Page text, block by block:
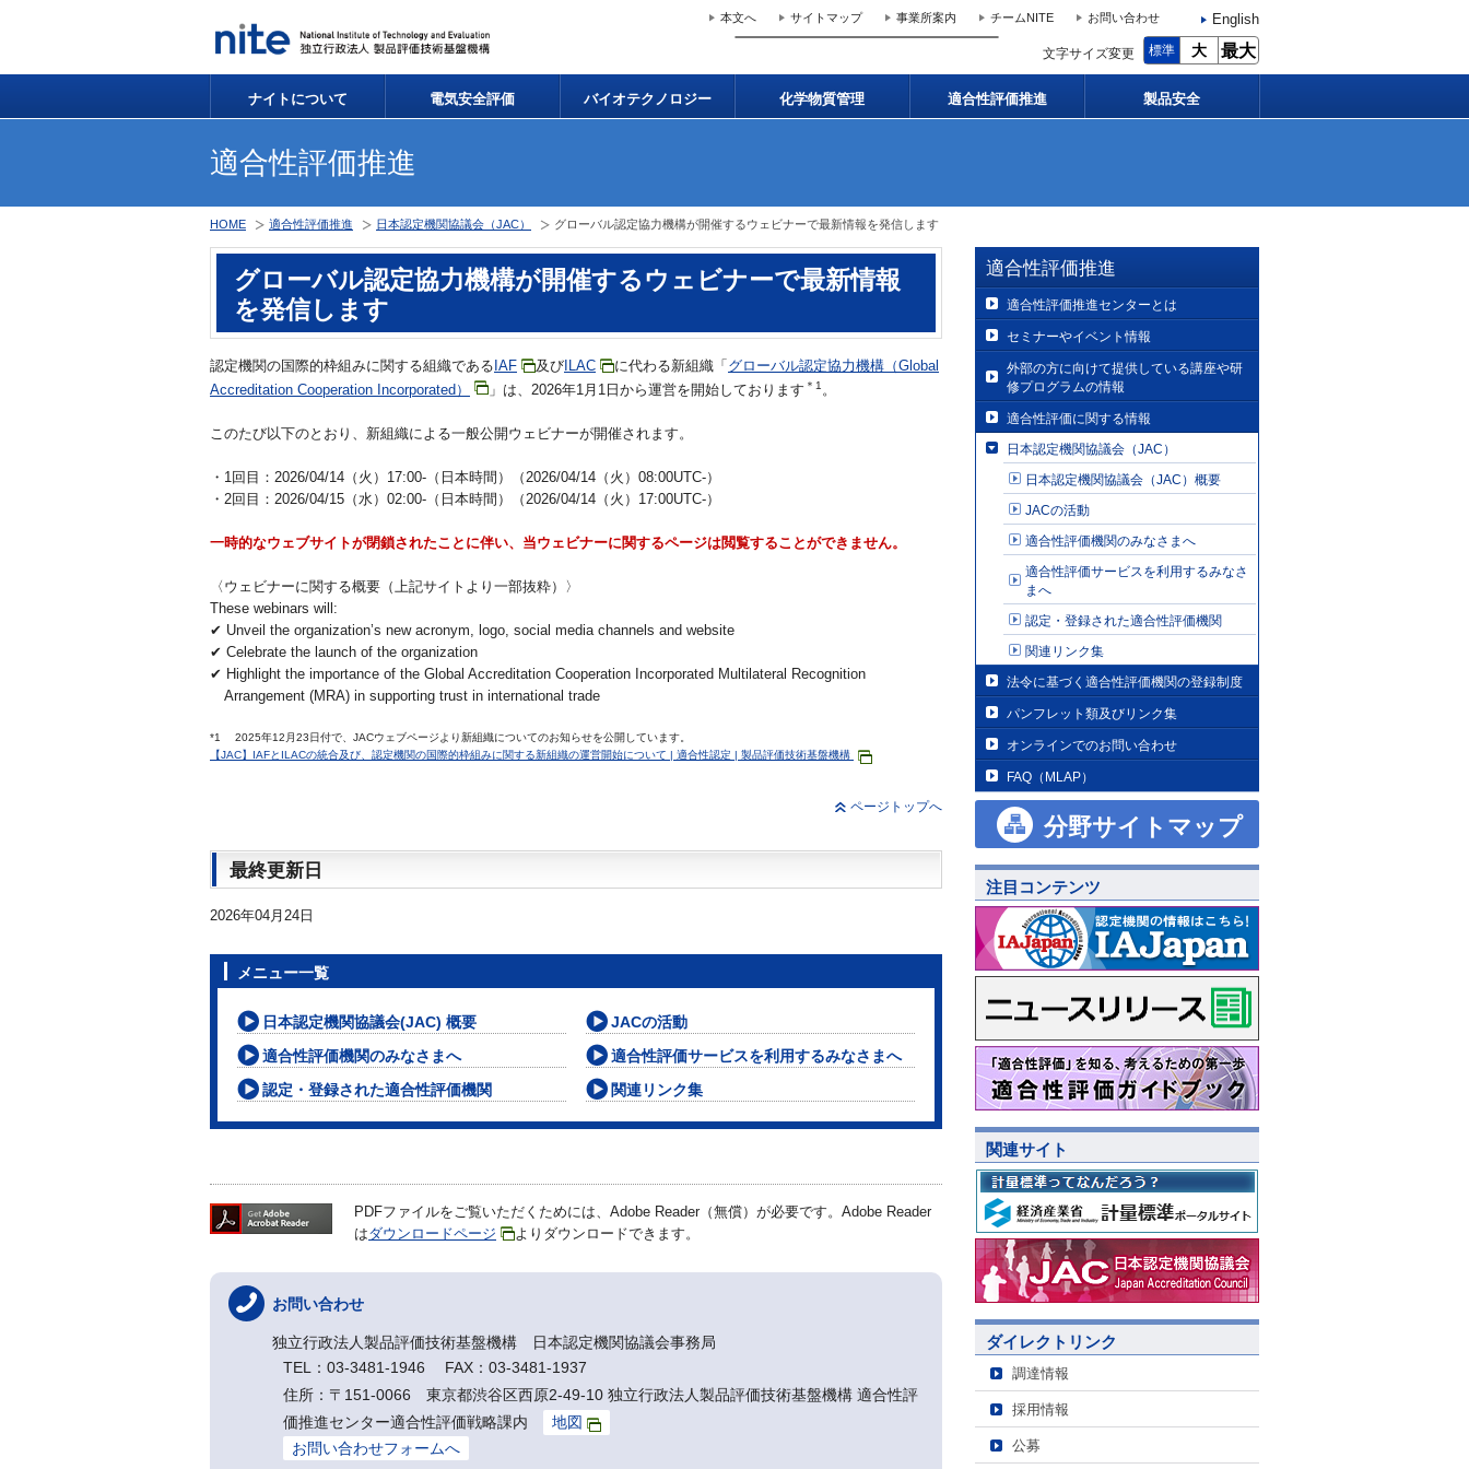
本文へ サイトマップ 事業所案内 チームNITE お問い合わせ English
文字サイズ変更 標準 大 最大
ナイトについて 電気安全評価 バイオテクノロジー 化学物質管理 適合性評価推進 製品安全
適合性評価推進
HOME 適合性評価推進 日本認定機関協議会（JAC） グローバル認定協力機構が開催するウェビナーで最新情報を発信します
グローバル認定協力機構が開催するウェビナーで最新情報
を発信します
認定機関の国際的枠組みに関する組織である IAF 及び ILAC に代わる新組織「 グローバル認定協力機構（Global
Accreditation Cooperation Incorporated）
」は、2026年1月1日から運営を開始しております ＊1 。
このたび以下のとおり、新組織による一般公開ウェビナーが開催されます。
・1回目：2026/04/14（火）17:00-（日本時間）（2026/04/14（火）08:00UTC-）
・2回目：2026/04/15（水）02:00-（日本時間）（2026/04/14（火）17:00UTC-）
一時的なウェブサイトが閉鎖されたことに伴い、当ウェビナーに関するページは閲覧することができません。
〈ウェビナーに関する概要（上記サイトより一部抜粋）〉
These webinars will:
✔ Unveil the organization’s new acronym, logo, social media channels and website
✔ Celebrate the launch of the organization
✔ Highlight the importance of the Global Accreditation Cooperation Incorporated Multilateral Recognition
Arrangement (MRA) in supporting trust in international trade
*1 2025年12月23日付で、JACウェブページより新組織についてのお知らせを公開しています。
【JAC】IAFとILACの統合及び、認定機関の国際的枠組みに関する新組織の運営開始について | 適合性認定 | 製品評価技術基盤機構
ページトップへ
最終更新日
2026年04月24日
メニュー一覧
日本認定機関協議会(JAC) 概要
JACの活動
適合性評価機関のみなさまへ
適合性評価サービスを利用するみなさまへ
認定・登録された適合性評価機関
関連リンク集
PDFファイルをご覧いただくためには、Adobe Reader（無償）が必要です。Adobe Reader
はダウンロードページ よりダウンロードできます。
お問い合わせ
独立行政法人製品評価技術基盤機構 日本認定機関協議会事務局
TEL：03-3481-1946 FAX：03-3481-1937
住所：〒151-0066 東京都渋谷区西原2-49-10 独立行政法人製品評価技術基盤機構 適合性評
価推進センター適合性評価戦略課内
地図
お問い合わせフォームへ
適合性評価推進
適合性評価推進センターとは
セミナーやイベント情報
外部の方に向けて提供している講座や研
修プログラムの情報
適合性評価に関する情報
日本認定機関協議会（JAC）
日本認定機関協議会（JAC）概要
JACの活動
適合性評価機関のみなさまへ
適合性評価サービスを利用するみなさ
まへ
認定・登録された適合性評価機関
関連リンク集
法令に基づく適合性評価機関の登録制度
パンフレット類及びリンク集
オンラインでのお問い合わせ
FAQ（MLAP）
分野サイトマップ
注目コンテンツ
関連サイト
ダイレクトリンク
調達情報
採用情報
公募